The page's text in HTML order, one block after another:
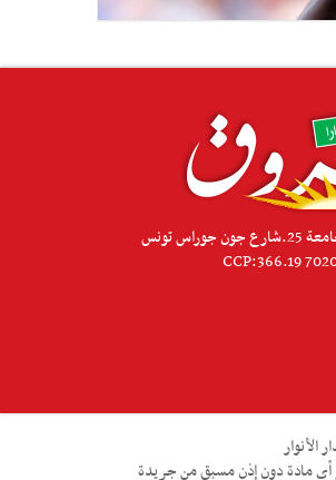
جريدة الشروق يومية مستقلة جامعة 25.شارع جون جوراس تونس
أي مادة دون إذن مسبق من جريدة